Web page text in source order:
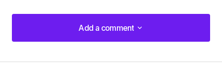
Add a comment
Add a comment